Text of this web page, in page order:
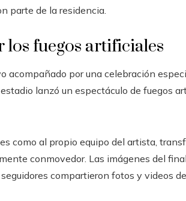
parte de la residencia.
los fuegos artificiales
acompañado por una celebración
lanzó un espectáculo de fuegos
como al propio equipo del artista,
conmovedor. Las imágenes del
compartieron fotos y videos